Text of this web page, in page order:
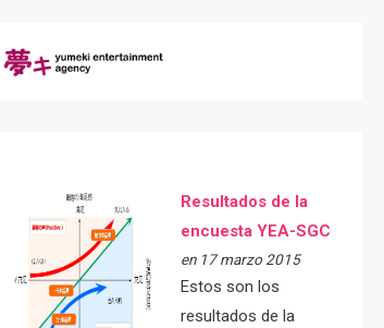
Resultados de la
encuesta YEA-SGC
en 17 marzo 2015
Estos son los
resultados de la